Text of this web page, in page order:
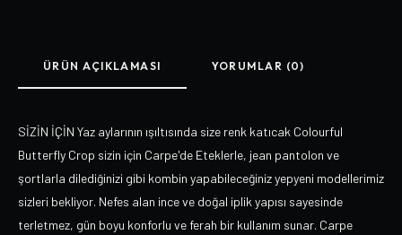
ÜRÜN AÇIKLAMASI YORUMLAR (0)
SİZİN İÇİN Yaz aylarının ışıltısında size renk katıcak Colourful
Butterfly Crop sizin için Carpe'de Eteklerle, jean pantolon ve
şortlarla dilediğinizi gibi kombin yapabileceğiniz yepyeni modellerimiz
sizleri bekliyor. Nefes alan ince ve doğal iplik yapısı sayesinde
terletmez, gün boyu konforlu ve ferah bir kullanım sunar. Carpe